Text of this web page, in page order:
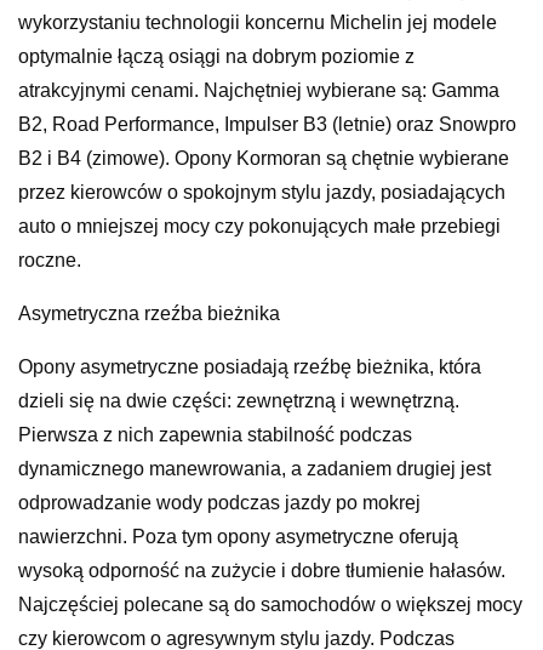
wykorzystaniu technologii koncernu Michelin jej modele
optymalnie łączą osiągi na dobrym poziomie z
atrakcyjnymi cenami. Najchętniej wybierane są: Gamma
B2, Road Performance, Impulser B3 (letnie) oraz Snowpro
B2 i B4 (zimowe). Opony Kormoran są chętnie wybierane
przez kierowców o spokojnym stylu jazdy, posiadających
auto o mniejszej mocy czy pokonujących małe przebiegi
roczne.
Asymetryczna rzeźba bieżnika
Opony asymetryczne posiadają rzeźbę bieżnika, która
dzieli się na dwie części: zewnętrzną i wewnętrzną.
Pierwsza z nich zapewnia stabilność podczas
dynamicznego manewrowania, a zadaniem drugiej jest
odprowadzanie wody podczas jazdy po mokrej
nawierzchni. Poza tym opony asymetryczne oferują
wysoką odporność na zużycie i dobre tłumienie hałasów.
Najczęściej polecane są do samochodów o większej mocy
czy kierowcom o agresywnym stylu jazdy. Podczas